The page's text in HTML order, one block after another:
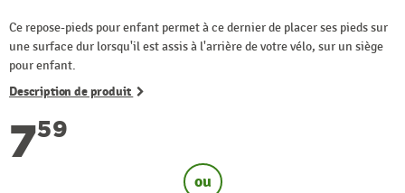
Ce repose-pieds pour enfant permet à ce dernier de placer ses pieds sur
une surface dur lorsqu'il est assis à l'arrière de votre vélo, sur un siège
pour enfant.
Description de produit
759
ou